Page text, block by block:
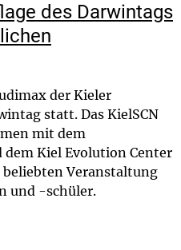
des Darwintags
der Kieler
statt. Das KielSCN
mit dem
dem Kiel Evolution Center
beliebten Veranstaltung
und -schüler.